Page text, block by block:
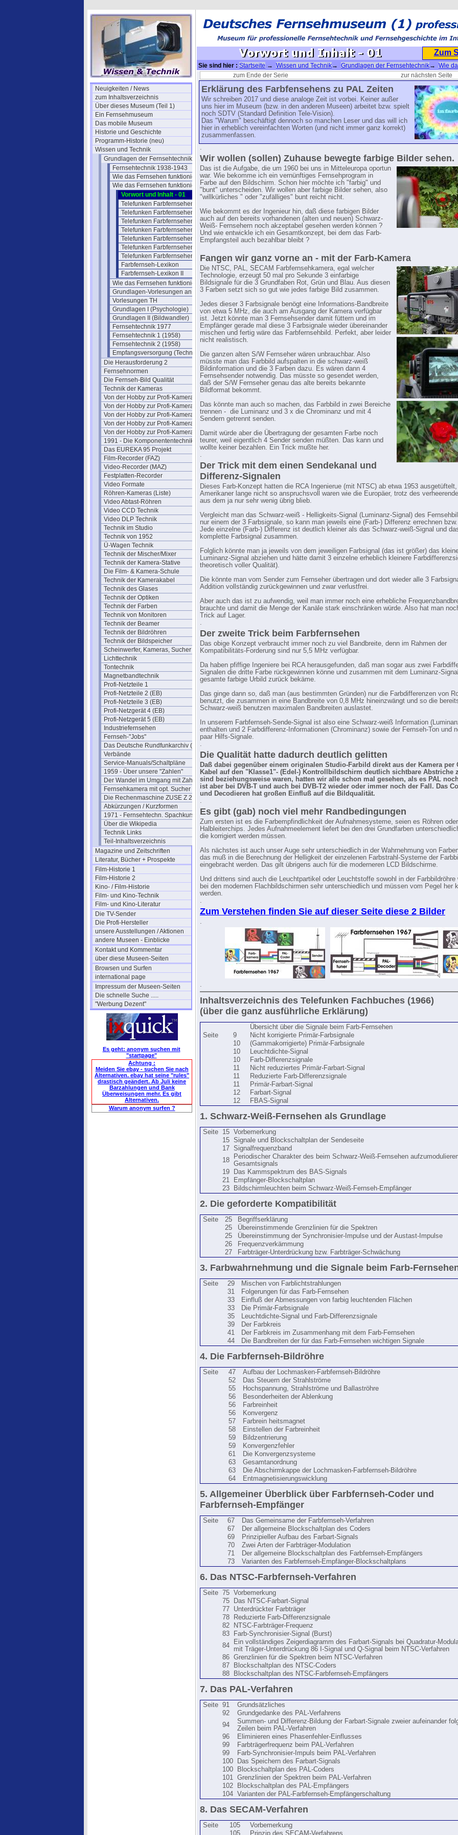
Neuigkeiten / News
zum Inhaltsverzeichnis
Über dieses Museum (Teil 1)
Ein Fernsehmuseum
Das mobile Museum
Historie und Geschichte
Programm-Historie (neu)
Wissen und Technik
Grundlagen der Fernsehtechnik
Fernsehtechnik 1938-1943
Wie das Fernsehen funktioniert 2
Wie das Fernsehen funktioniert 3
Vorwort und Inhalt - 01
Telefunken Farbfernsehen 02
Telefunken Farbfernsehen 03
Telefunken Farbfernsehen 04
Telefunken Farbfernsehen 05
Telefunken Farbfernsehen 06
Telefunken Farbfernsehen 07
Telefunken Farbfernsehen 08
Farbfernseh-Lexikon
Farbfernseh-Lexikon II
Wie das Fernsehen funktioniert
Grundlagen-Vorlesungen an der TH
Vorlesungen TH
Grundlagen I (Psychologie)
Grundlagen II (Bildwandler)
Fernsehtechnik 1977
Fernsehtechnik 1 (1958)
Fernsehtechnik 2 (1958)
Empfangsversorgung (Technik)
Die Herausforderung 2
Fernsehnormen
Die Fernseh-Bild Qualität
Technik der Kameras
Von der Hobby zur Profi-Kamera I
Von der Hobby zur Profi-Kamera Ia
Von der Hobby zur Profi-Kamera II
Von der Hobby zur Profi-Kamera III
Von der Hobby zur Profi-Kamera IV
1991 - Die Komponententechnik
Das EUREKA 95 Projekt
Film-Recorder (FAZ)
Video-Recorder (MAZ)
Festplatten-Recorder
Video Formate
Röhren-Kameras (Liste)
Video Abtast-Röhren
Video CCD Technik
Video DLP Technik
Technik im Studio
Technik von 1952
Ü-Wagen Technik
Technik der Mischer/Mixer
Technik der Kamera-Stative
Die Film- & Kamera-Schule
Technik der Kamerakabel
Technik des Glases
Technik der Optiken
Technik der Farben
Technik von Monitoren
Technik der Beamer
Technik der Bildröhren
Technik der Bildspeicher
Scheinwerfer, Kameras, Sucher
Lichttechnik
Tontechnik
Magnetbandtechnik
Profi-Netzteile 1
Profi-Netzteile 2 (EB)
Profi-Netzteile 3 (EB)
Profi-Netzgerät 4 (EB)
Profi-Netzgerät 5 (EB)
Industriefernsehen
Fernseh-"Jobs"
Das Deutsche Rundfunkarchiv (DRA)
Verbände
Service-Manuals/Schaltpläne
1959 - Über unsere "Zahlen"
Der Wandel im Umgang mit Zahlen
Fernsehkamera mit opt. Sucher
Die Rechenmaschine ZUSE Z 22
Abkürzungen / Kurzformen
1971 - Fernsehtechn. Spachkurs
Über die Wikipedia
Technik Links
Teil-Inhaltsverzeichnis
Magazine und Zeitschriften
Literatur, Bücher + Prospekte
Film-Historie 1
Film-Historie 2
Kino- / Film-Historie
Film- und Kino-Technik
Film- und Kino-Literatur
Die TV-Sender
Die Profi-Hersteller
unsere Ausstellungen / Aktionen
andere Museen - Einblicke
Kontakt und Kommentar
über diese Museen-Seiten
Browsen und Surfen
international page
Impressum der Museen-Seiten
Die schnelle Suche .....
"Werbung Dezent"
Es geht: anonym suchen mit
"startpage"
Achtung :
Meiden Sie ebay - suchen Sie nach
Alternativen. ebay hat seine "rules"
drastisch geändert. Ab Juli keine
Barzahlungen und Bank
Überweisungen mehr. Es gibt
Alternativen.
Warum anonym surfen ?
Zum
Sie sind hier : Startseite → Wissen und Technik→ Grundlagen der Fernsehtechnik→ Wie
Fernsehen funktioniert 3→ Vorwort und Inhalt - 01
zum Ende der Serie zur nächsten Seite
Erklärung des Farbfensehens zu PAL Zeiten
Wir schreiben 2017 und diese analoge Zeit ist vorbei. Keiner außer
uns hier im Museum (bzw. in den anderen Museen) arbeitet bzw. spielt
noch SDTV (Standard Definition Tele-Vision).
Das "Warum" beschäftigt dennoch so manchen Leser und das will ich
hier in erheblich vereinfachten Worten (und nicht immer ganz korrekt)
zusammenfassen.
.
Wir wollen (sollen) Zuhause bewegte farbige Bilder sehen.
Das ist die Aufgabe, die um 1960 bei uns in Mitteleuropa oportun
war. Wie bekomme ich ein vernünftiges Fernsehprogram in
Farbe auf den Bildschirm. Schon hier möchte ich "farbig" und
"bunt" unterscheiden. Wir wollen aber farbige Bilder sehen, also
"willkürliches " oder "zufälliges" bunt reicht nicht.
Wie bekommt es der Ingenieur hin, daß diese farbigen Bilder
auch auf den bereits vorhandenen (alten und neuen) Schwarz-
Weiß- Fernsehern noch akzeptabel gesehen werden können ?
Und wie entwickle ich ein Gesamtkonzept, bei dem das Farb-
Empfangsteil auch bezahlbar bleibt ?
Fangen wir ganz vorne an - mit der Farb-Kamera
Die NTSC, PAL, SECAM Farbfernsehkamera, egal welcher
Technologie, erzeugt 50 mal pro Sekunde 3 einfarbige
Bildsignale für die 3 Grundfaben Rot, Grün und Blau. Aus diesen
3 Farben setzt sich so gut wie jedes farbige Bild zusammen.
Jedes dieser 3 Farbsignale benögt eine Informations-Bandbreite
von etwa 5 MHz, die auch am Ausgang der Kamera verfügbar
ist. Jetzt könnte man 3 Fernsehsender damit füttern und im
Empfänger gerade mal diese 3 Farbsignale wieder übereinander
mischen und fertig wäre das Farbfernsehbild. Perfekt, aber leider
nicht realistisch.
Die ganzen alten S/W Fernseher wären unbrauchbar. Also
müsste man das Farbbild aufspalten in die schwarz-weiß
Bildinformation und die 3 Farben dazu. Es wären dann 4
Fernsehsender notwendig. Das müsste so gesendet werden,
daß der S/W Fernseher genau das alte bereits bekannte
Bildformat bekommt.
Das könnte man auch so machen, das Farbbild in zwei Bereiche
trennen - die Luminanz und 3 x die Chrominanz und mit 4
Sendern getrennt senden.
Damit würde aber die Übertragung der gesamten Farbe noch
teurer, weil eigentlich 4 Sender senden müßten. Das kann und
wollte keiner bezahlen. Ein Trick mußte her.
.
Der Trick mit dem einen Sendekanal und
Differenz-Signalen
Dieses Farb-Konzept hatten die RCA Ingenierue (mit NTSC) ab etwa 1953
Amerikaner lange nicht so anspruchsvoll waren wie die Europäer, trotz des
aus dem ja nur sehr wenig übrig blieb.
Vergleicht man das Schwarz-weiß - Helligkeits-Signal (Luminanz-Signal) des
nur einem der 3 Farbsignale, so kann man jeweils eine (Farb-) Differenz errechnen
Jede einzelne (Farb-) Differenz ist deutlich kleiner als das Schwarz-weiß-Signal und
komplette Farbsignal zusammen.
Folglich könnte man ja jeweils von dem jeweiligen Farbsignal (das ist größer) das
Luminanz-Signal abziehen und hätte damit 3 einzelne erheblich kleinere
theoretisch voller Qualität).
Die könnte man vom Sender zum Fernseher übertragen und dort wieder alle 3
Addition vollständig zurückgewinnen und zwar verlustfrei.
Aber auch das ist zu aufwendig, weil man immer noch eine erhebliche
brauchte und damit die Menge der Kanäle stark einschränken würde. Also hat man
Trick auf Lager.
.
Der zweite Trick beim Farbfernsehen
Das obige Konzept verbraucht immer noch zu viel Bandbreite, denn im Rahmen der
Kompatibilitäts-Forderung sind nur 5,5 MHz verfügbar.
Da haben pfiffige Ingeniere bei RCA herausgefunden, daß man sogar aus zwei
Signalen die dritte Farbe rückgewinnen könne und zusammen mit dem Luminanz-
gesamte farbige Urbild zurück bekäme.
Das ginge dann so, daß man (aus bestimmten Gründen) nur die Farbdifferenzen von
benutzt, die zusammen in eine Bandbreite von 0,8 MHz hineinzwängt und so die
Schwarz-weiß benutzen maximalen Bandbreiten auslastet.
In unserem Farbfernseh-Sende-Signal ist also eine Schwarz-weiß Information
enthalten und 2 Farbdifferenz-Informationen (Chrominanz) sowie der Fernseh-Ton und
paar Hilfs-Signale.
.
Die Qualität hatte dadurch deutlich gelitten
Daß dabei gegenüber einem originalen Studio-Farbild direkt aus der Kamera per
Kabel auf den "Klasse1"- (Edel-) Kontrollbildschirm deutlich sichtbare Abstriche
sind beziehungsweise waren, hatten wir alle schon mal gesehen, als es PAL
ist aber bei DVB-T und auch bei DVB-T2 wieder oder immer noch der Fall. Das
und Decodieren hat großen Einfluß auf die Bildqualität.
.
Es gibt (gab) noch viel mehr Randbedingungen
Zum ersten ist es die Farbempfindlichkeit der Aufnahmesysteme, seien es Röhren oder
Halbleiterchips. Jedes Aufnahmeelement liefert bei den drei Grundfarben
die korrigiert werden müssen.
Als nächstes ist auch unser Auge sehr unterschiedlich in der Wahrnehmung von
das muß in die Berechnung der Helligkeit der einzelenen Farbstrahl-Systeme der
eingebracht werden. Das gilt übrigens auch für die moderneren LCD Bildschirme.
Und drittens sind auch die Leuchtpartikel oder Leuchtstoffe sowohl in der Farbbildröhre
bei den modernen Flachbildschirmen sehr unterschiedlich und müssen vom Pegel her
werden.
.
Zum Verstehen finden Sie auf dieser Seite diese 2 Bilder
.
.
Inhaltsverzeichnis des Telefunken Fachbuches (1966)
(über die ganz ausführliche Erklärung)
Übersicht über die Signale beim Farb-Fernsehen
Seite
9
Nicht korrigierte Primär-Farbsignale
10
(Gammakorrigierte) Primär-Farbsignale
10
Leuchtdichte-Signal
10
Farb-Differenzsignale
11
Nicht reduziertes Primär-Farbart-Signal
11
Reduzierte Farb-Differenzsignale
11
Primär-Farbart-Signal
12
Farbart-Signal
12
FBAS-Signal
1. Schwarz-Weiß-Fernsehen als Grundlage
Seite 15 Vorbemerkung
15 Signale und Blockschaltplan der Sendeseite
17 Signalfrequenzband
18
Periodischer Charakter des beim Schwarz-Weiß-Fernsehen
Gesamtsignals
19
Das Kammspektrum des BAS-Signals
21
Empfänger-Blockschaltplan
23
Bildschirmleuchten beim Schwarz-Weiß-Fernseh-Empfänger
2. Die geforderte Kompatibilität
Seite 25
Begriffserklärung
25
Übereinstimmende Grenzlinien für die Spektren
25
Übereinstimmung der Synchronisier-Impulse und der Austast-Impulse
26
Frequenzverkämmung
27
Farbträger-Unterdrückung bzw. Farbträger-Schwächung
3. Farbwahrnehmung und die Signale beim Farb-
Seite 29
Mischen von Farblichtstrahlungen
31
Folgerungen für das Farb-Fernsehen
33
Einfluß der Abmessungen von farbig leuchtenden Flächen
33
Die Primär-Farbsignale
35
Leuchtdichte-Signal und Farb-Differenzsignale
39
Der Farbkreis
41
Der Farbkreis im Zusammenhang mit dem Farb-Fernsehen
44
Die Bandbreiten der für das Farb-Fernsehen wichtigen Signale
4. Die Farbfernseh-Bildröhre
Seite 47
Aufbau der Lochmasken-Farbfernseh-Bildröhre
52
Das Steuern der Strahlströme
55
Hochspannung, Strahlströme und Ballaströhre
56
Besonderheiten der Ablenkung
56
Farbreinheit
56
Konvergenz
57
Farbrein heitsmagnet
58
Einstellen der Farbreinheit
59
Bildzentrierung
59
Konvergenzfehler
61
Die Konvergenzsysteme
63
Gesamtanordnung
63
Die Abschirmkappe der Lochmasken-Farbfernseh-Bildröhre
64
Entmagnetisierungswicklung
5. Allgemeiner Überblick über Farbfernseh-Coder und
Farbfernseh-Empfänger
Seite 67
Das Gemeinsame der Farbfernseh-Verfahren
67
Der allgemeine Blockschaltplan des Coders
69
Prinzipieller Aufbau des Farbart-Signals
70
Zwei Arten der Farbträger-Modulation
71
Der allgemeine Blockschaltplan des Farbfernseh-Empfängers
73
Varianten des Farbfernseh-Empfänger-Blockschaltplans
6. Das NTSC-Farbfernseh-Verfahren
Seite 75 Vorbemerkung
75
Das NTSC-Farbart-Signal
77
Unterdrückter Farbträger
78
Reduzierte Farb-Differenzsignale
82
NTSC-Farbträger-Frequenz
83
Farb-Synchronisier-Signal (Burst)
84
Ein vollständiges Zeigerdiagramm des Farbart-Signals bei Quadratur-
mit Träger-Unterdrückung 86 I-Signal und Q-Signal beim NTSC-Verfahren
86 Grenzlinien für die Spektren beim NTSC-Verfahren
87
Blockschaltplan des NTSC-Coders
88
Blockschaltplan des NTSC-Farbfernseh-Empfängers
7. Das PAL-Verfahren
Seite 91
Grundsätzliches
92
Grundgedanke des PAL-Verfahrens
94
Summen- und Differenz-Bildung der Farbart-Signale zweier aufeinander
Zeilen beim PAL-Verfahren
96
Eliminieren eines Phasenfehler-Einflusses
99
Farbträgerfrequenz beim PAL-Verfahren
99
Farb-Synchronisier-Impuls beim PAL-Verfahren
100
Das Speichern des Farbart-Signals
100
Blockschaltplan des PAL-Coders
101 Grenzlinien der Spektren beim PAL-Verfahren
102
Blockschaltplan des PAL-Empfängers
104 Varianten der PAL-Farbfernseh-Empfängerschaltung
8. Das SECAM-Verfahren
Seite 105
Vorbemerkung
105
Prinzip des SECAM-Verfahrens